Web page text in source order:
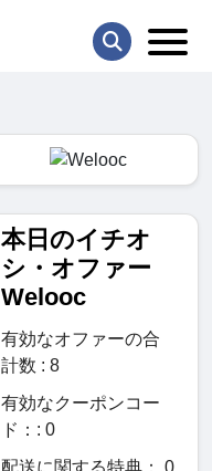
本日のイチオ
シ・オファー
Welooc
有効なオファーの合
計数 : 8
有効なクーポンコー
ド：: 0
配送に関する特典： 0